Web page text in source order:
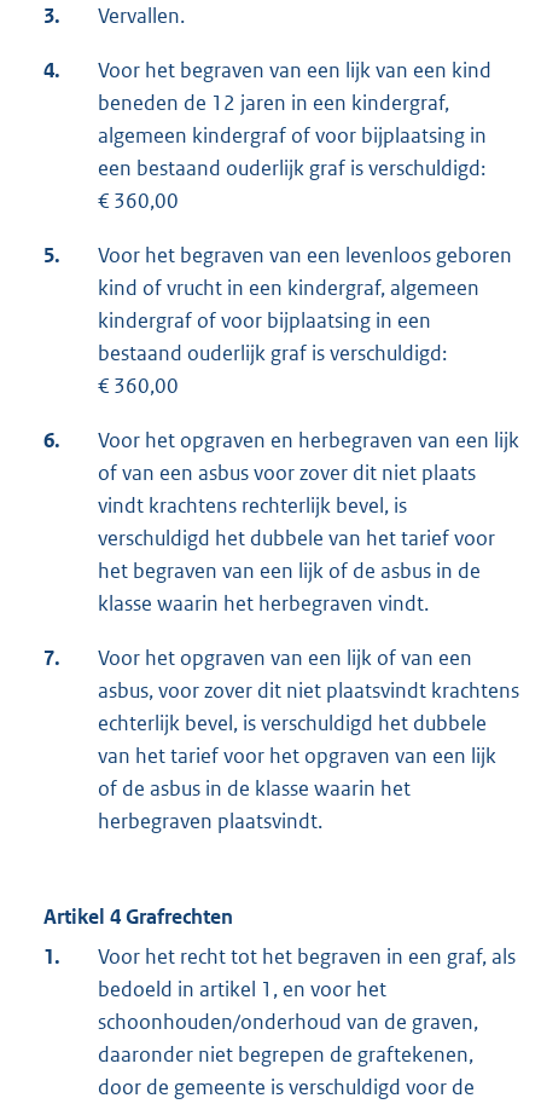
3. Vervallen.
4.
Voor het begraven van een lijk van een kind
beneden de 12 jaren in een kindergraf,
algemeen kindergraf of voor bijplaatsing in
een bestaand ouderlijk graf is verschuldigd:
€ 360,00
5.
Voor het begraven van een levenloos geboren
kind of vrucht in een kindergraf, algemeen
kindergraf of voor bijplaatsing in een
bestaand ouderlijk graf is verschuldigd:
€ 360,00
6.
Voor het opgraven en herbegraven van een lijk
of van een asbus voor zover dit niet plaats
vindt krachtens rechterlijk bevel, is
verschuldigd het dubbele van het tarief voor
het begraven van een lijk of de asbus in de
klasse waarin het herbegraven vindt.
7.
Voor het opgraven van een lijk of van een
asbus, voor zover dit niet plaatsvindt krachtens
echterlijk bevel, is verschuldigd het dubbele
van het tarief voor het opgraven van een lijk
of de asbus in de klasse waarin het
herbegraven plaatsvindt.
Artikel 4 Grafrechten
1.
Voor het recht tot het begraven in een graf, als
bedoeld in artikel 1, en voor het
schoonhouden/onderhoud van de graven,
daaronder niet begrepen de graftekenen,
door de gemeente is verschuldigd voor de